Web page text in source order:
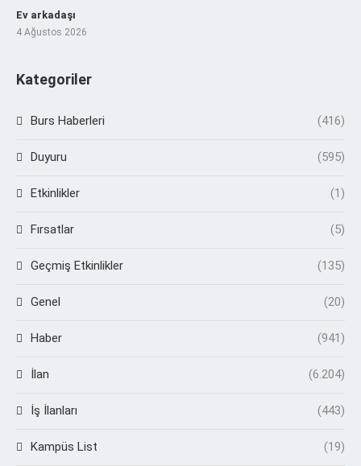
Ev arkadaşı
4 Ağustos 2026
Kategoriler
Burs Haberleri (416)
Duyuru (595)
Etkinlikler (1)
Fırsatlar (5)
Geçmiş Etkinlikler (135)
Genel (20)
Haber (941)
İlan (6.204)
İş İlanları (443)
Kampüs List (19)